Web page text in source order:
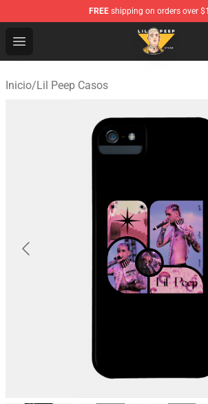
FREE shipping on orders over
Open menu
Lil Peep Store - Official Lil Peep
Inicio/Lil Peep Casos